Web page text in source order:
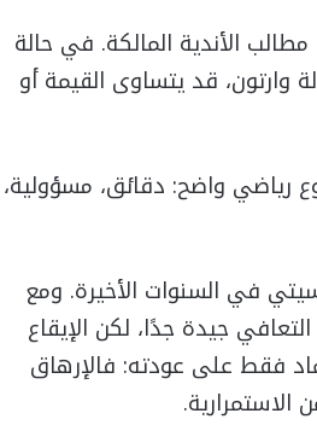
الأندية المالكة. في حالة
وفي حالة وارتون، قد يتساوى القيمة أو
رياضي واضح: دقائق، مسؤولية،
في السنوات الأخيرة. ومع
جيدة جدًا، لكن الإيقاع
فقط على عودته: فالإرهاق
الاستمرارية.